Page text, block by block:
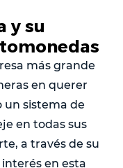
y su
más grande
en querer
un sistema de
en todas sus
a través de su
en esta